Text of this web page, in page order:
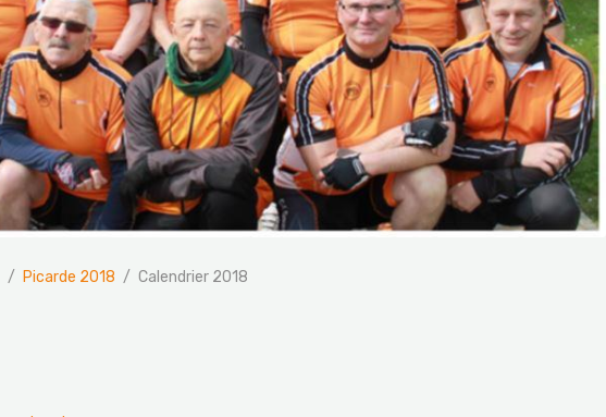
Picarde 2018 Calendrier 2018